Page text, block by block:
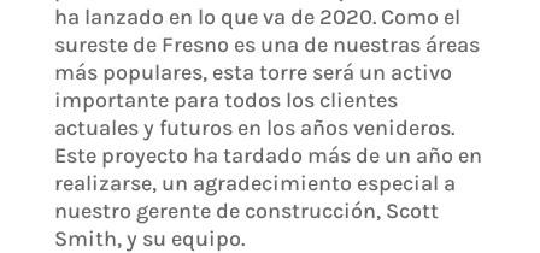
ha lanzado en lo que va de 2020. Como el
sureste de Fresno es una de nuestras áreas
más populares, esta torre será un activo
importante para todos los clientes
actuales y futuros en los años venideros.
Este proyecto ha tardado más de un año en
realizarse, un agradecimiento especial a
nuestro gerente de construcción, Scott
Smith, y su equipo.